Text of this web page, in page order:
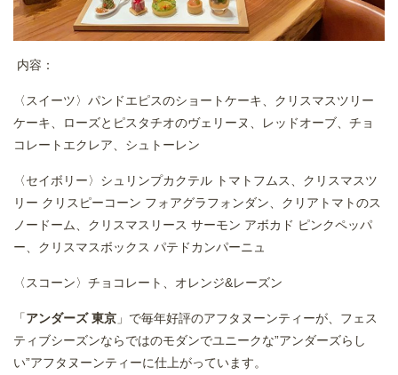
内容：
〈スイーツ〉パンドエピスのショートケーキ、クリスマスツリー
ケーキ、ローズとピスタチオのヴェリーヌ、レッドオーブ、チョ
コレートエクレア、シュトーレン
〈セイボリー〉シュリンプカクテル トマトフムス、クリスマスツ
リー クリスピーコーン フォアグラフォンダン、クリアトマトのス
ノードーム、クリスマスリース サーモン アボカド ピンクペッパ
ー、クリスマスボックス パテドカンパーニュ
〈スコーン〉チョコレート、オレンジ&レーズン
「アンダーズ 東京 」で毎年好評のアフタヌーンティーが、フェス
ティブシーズンならではのモダンでユニークな”アンダーズらし
い”アフタヌーンティーに仕上がっています。